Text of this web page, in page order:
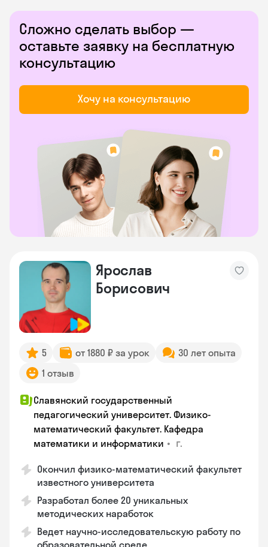
Сложно сделать выбор —
оставьте заявку на бесплатную
консультацию
Хочу на консультацию
Ярослав
Борисович
5 от 1880 ₽ за урок
30 лет опыта
1 отзыв
Славянский государственный
педагогический университет. Физико-
математический факультет. Кафедра
математики и информатики • г.
Окончил физико-математический факультет
известного университета
Разработал более 20 уникальных
методических наработок
Ведет научно-исследовательскую работу по
образовательной среде